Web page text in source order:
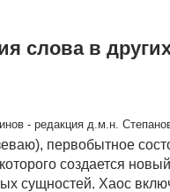
слова в
- редакция д.м.н.
первобытное
создается
сущностей. Xаос